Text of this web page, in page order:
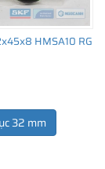
HMSA10 RG
32 mm